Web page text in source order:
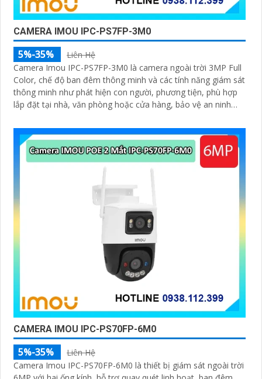
CAMERA IMOU IPC-PS7FP-3M0
5%-35%
Liên Hệ
Camera Imou IPC-PS7FP-3M0 là camera ngoài trời 3MP Full
Color, chế độ ban đêm thông minh và các tính năng giám sát
thông minh như phát hiện con người, phương tiện, phù hợp
lắp đặt tại nhà, văn phòng hoặc cửa hàng, bảo vệ an ninh
CAMERA IMOU IPC-PS70FP-6M0
5%-35%
Liên Hệ
Camera Imou IPC-PS70FP-6M0 là thiết bị giám sát ngoài trời